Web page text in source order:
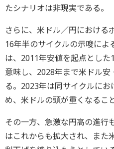
たシナリオは非現実である。
さらに、米ドル／円における
16年半のサイクルの示唆によ
は、2011年安値を起点とし
意味し、2028年まで米ドル
る。2023年は同サイクルに
め、米ドルの頭が重くなるこ
その一方、急激な円高の進行
はこれからも拡大され、また